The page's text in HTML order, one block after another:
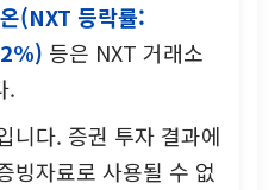
(NXT 등락률:
등은 NXT 거래소
.
니다. 증권 투자 결과에
빙자료로 사용될 수 없